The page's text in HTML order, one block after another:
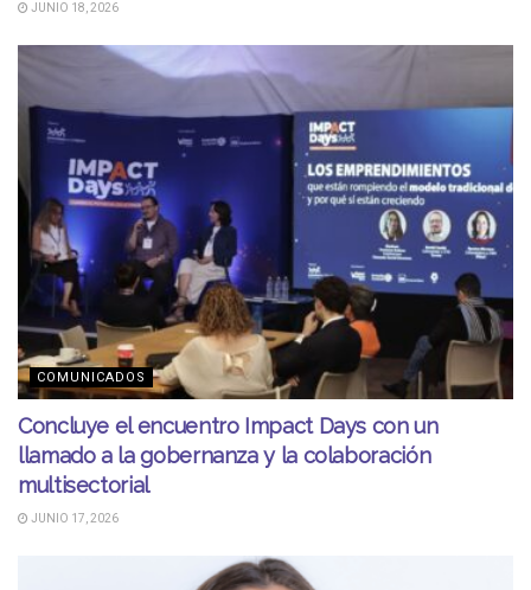
JUNIO 18, 2026
COMUNICADOS
Concluye el encuentro Impact Days con un
llamado a la gobernanza y la colaboración
multisectorial
JUNIO 17, 2026